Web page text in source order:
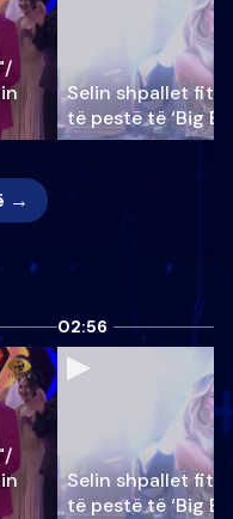
Selin shpallet
të pestë të ‘Big
→
02:56
Selin shpallet
të pestë të ‘Big